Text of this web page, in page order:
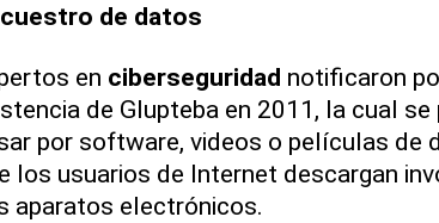
de datos
en ciberseguridad notificaron
de Glupteba en 2011, la cual
por software, videos o películas de
los usuarios de Internet descargan
aparatos electrónicos.